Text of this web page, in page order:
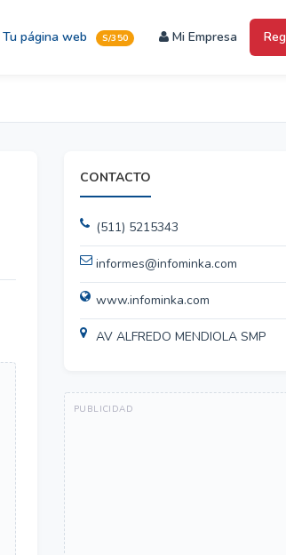
Tu página web S/350 Mi Empresa
CONTACTO
(511) 5215343
informes@infominka.com
www.infominka.com
AV ALFREDO MENDIOLA SMP